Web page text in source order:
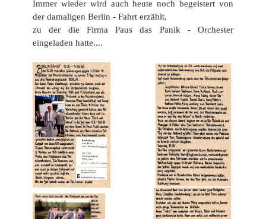
Immer wieder wird auch heute noch begeistert von
der damaligen Berlin - Fahrt erzählt,
zu der die Firma Paus
das Panik - Orchester
eingeladen hatte....